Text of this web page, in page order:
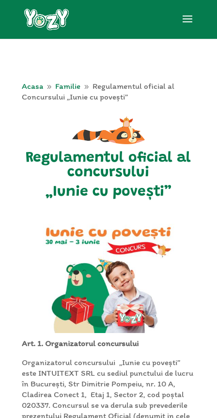
Acasa 9 Familie 9 Regulamentul oficial al
Concursului „Iunie cu povești”
Regulamentul oficial al
concursului
„Iunie cu povești”
Art. 1. Organizatorul concursului
Organizatorul concursului „Iunie cu povești”
este INTUITEXT SRL cu sediul punctului de lucru
în București, Str Dimitrie Pompeiu, nr. 10 A,
Cladirea Conect 1, Etaj 1, Sector 2, cod poștal
020337. Concursul se va derula sub prevederile
prezentului Regulament Oficial (denumit in cele